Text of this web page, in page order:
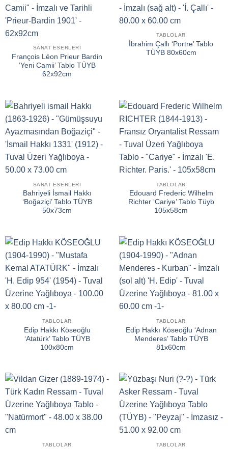
SANAT ESERLERI
François Léon Prieur Bardin
‘Yeni Camii’ Tablo TÜYB
62x92cm
TABLOLAR
İbrahim Çallı ‘Portre’ Tablo
TÜYB 80x60cm
SANAT ESERLERI
Bahriyeli İsmail Hakkı
‘Boğaziçi’ Tablo TÜYB
50x73cm
TABLOLAR
Edouard Frederic Wilhelm
Richter ‘Cariye’ Tablo Tüyb
105x58cm
TABLOLAR
Edip Hakkı Köseoğlu
‘Atatürk’ Tablo TÜYB
100x80cm
TABLOLAR
Edip Hakkı Köseoğlu ‘Adnan
Menderes’ Tablo TÜYB
81x60cm
TABLOLAR TABLOLAR